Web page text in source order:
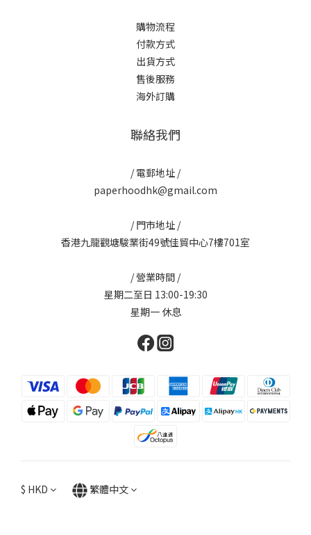
購物流程
付款方式
出貨方式
售後服務
海外訂購
聯絡我們
/ 電郵地址 /
paperhoodhk@gmail.com
/ 門市地址 /
香港九龍觀塘駿業街49號佳貿中心7樓701室
/ 營業時間 /
星期二至日 13:00-19:30
星期一 休息
$ HKD 繁體中文